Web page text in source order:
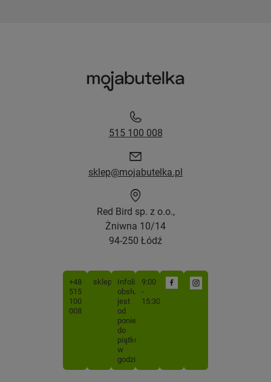
515 100 008
sklep@mojabutelka.pl
Red Bird sp. z o.o.,
Żniwna 10/14
94-250 Łódź
+48
515
100
008
sklep@mojabutelka.pl
Infolinia
obsługiwana
jest
od
poniedziałku
do
piątku
w
godzinach
9:00
-
15:30